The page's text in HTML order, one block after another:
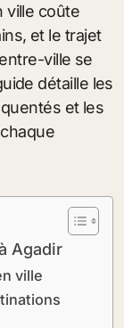
ville coûte
et le trajet
ville se
détaille les
et les
Agadir
ville